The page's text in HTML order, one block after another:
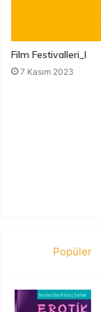
Film Festivalleri_I
7 Kasım 2023
Popüler